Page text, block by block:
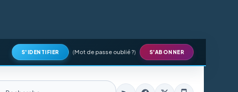
S'IDENTIFIER (Mot de passe oublié ?) S'ABONNER